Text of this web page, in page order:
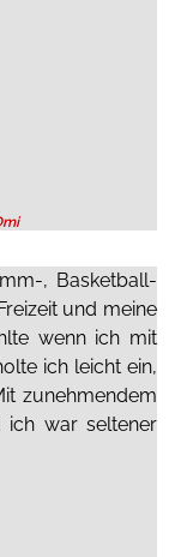
, Basketball-
und meine
wenn ich mit
ich leicht ein,
zunehmendem
ich war seltener